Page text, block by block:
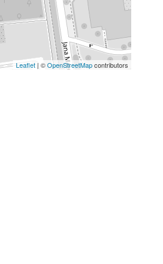
Leaflet | ©OpenStreetMapcontributors